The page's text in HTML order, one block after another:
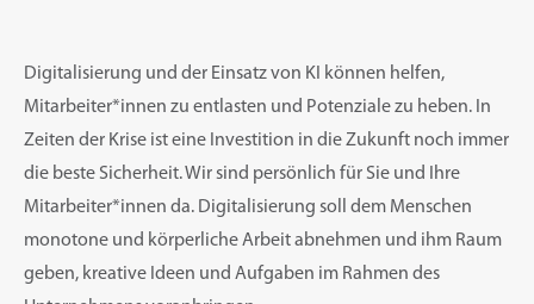
Digitalisierung und der Einsatz von KI können helfen,
Mitarbeiter*innen zu entlasten und Potenziale zu heben. In
Zeiten der Krise ist eine Investition in die Zukunft noch immer
die beste Sicherheit.Wir sind persönlich für Sie und Ihre
Mitarbeiter*innen da. Digitalisierung soll dem Menschen
monotone und körperliche Arbeit abnehmen und ihm Raum
geben, kreative Ideen und Aufgaben im Rahmen des